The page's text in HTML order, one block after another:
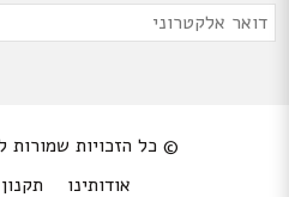
Please leave this field empty.
דואר
© כל הזכויות שמורות
אודותינו
תקנון